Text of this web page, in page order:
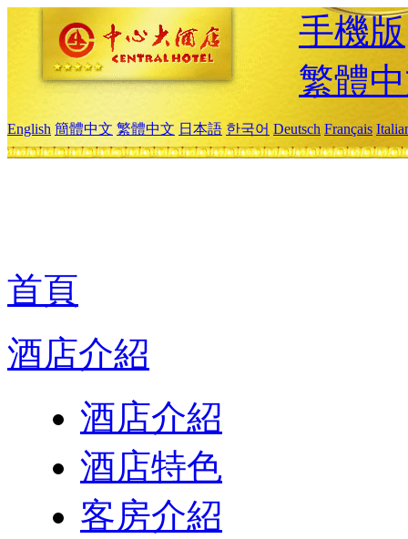
手機版
繁體
English 簡體中文 繁體中文 日本語 한국어 Deutsch Français
首頁
酒店介紹
酒店介紹
酒店特色
客房介紹